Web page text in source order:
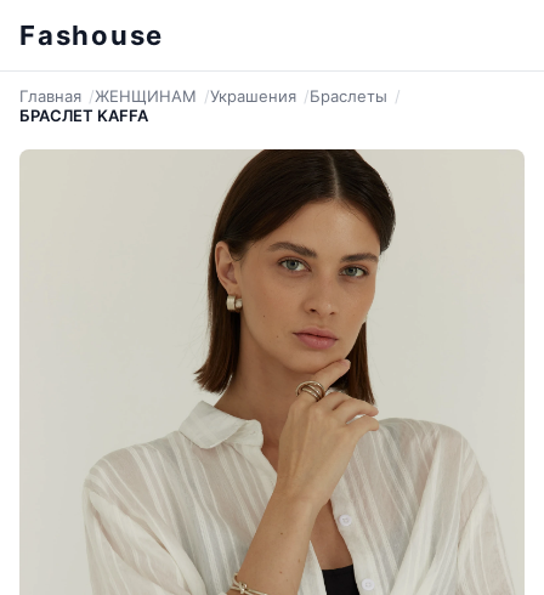
Fashouse
Главная ЖЕНЩИНАМ Украшения
Браслеты
БРАСЛЕТ KAFFA